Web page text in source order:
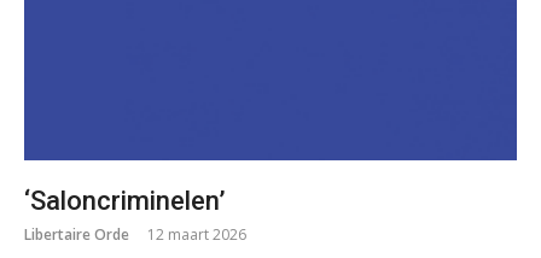
‘Saloncriminelen’
Libertaire Orde 12 maart 2026